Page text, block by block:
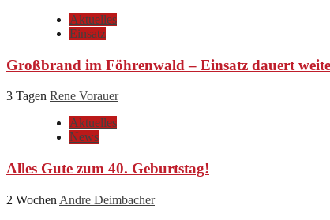
Aktuelles
Einsatz
Großbrand im Föhrenwald – Einsatz dauert
3 Tagen Rene Vorauer
Aktuelles
News
Alles Gute zum 40. Geburtstag!
2 Wochen Andre Deimbacher